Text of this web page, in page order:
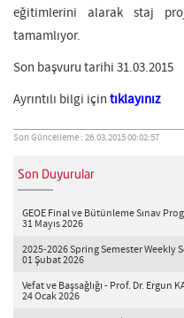
eğitimlerini alarak staj
tamamlıyor.
Son başvuru tarihi 31.03.2015
Ayrıntılı bilgi için tıklayınız
Son Güncelleme : 26.03.2015 00:02:57
Son Duyurular
GEOE Final ve Bütünleme Sınav
31 Mayıs 2026
2025-2026 Spring Semester Weekly
01 Şubat 2026
Vefat ve Başsağlığı - Prof. Dr. Ergun
24 Ocak 2026